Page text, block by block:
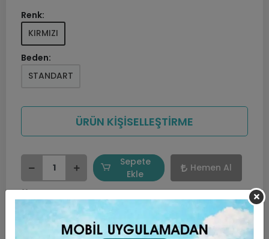
Renk:
KIRMIZI
Beden:
STANDART
ÜRÜN KİŞİSELLEŞTİRME
Sepete
Ekle
Hemen Al
Favorilerime ekle
Hızlı Gönderi Güvenli Alışveriş İade ve Değişim